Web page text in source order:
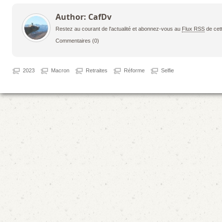
Author: CafDv
Restez au courant de l'actualité et abonnez-vous au Flux RSS de
Commentaires (0)
2023 Macron Retraites Réforme Selfie